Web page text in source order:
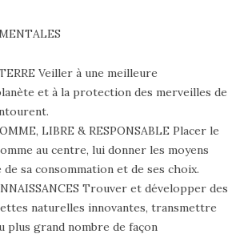
Veiller à une meilleure
et à la protection des merveilles de
LIBRE & RESPONSABLE Placer le
au centre, lui donner les moyens
sa consommation et de ses choix.
Trouver et développer des
naturelles innovantes, transmettre
plus grand nombre de façon